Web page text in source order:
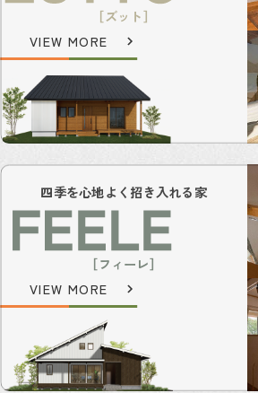
［ズット］
VIEW MORE
四季を心地よく招き入れる家
［フィーレ］
VIEW MORE